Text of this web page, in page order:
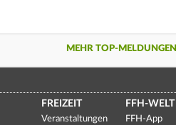
MEHR TOP-MELDUNGEN
FREIZEIT
Veranstaltungen
FFH-WELT
FFH-App